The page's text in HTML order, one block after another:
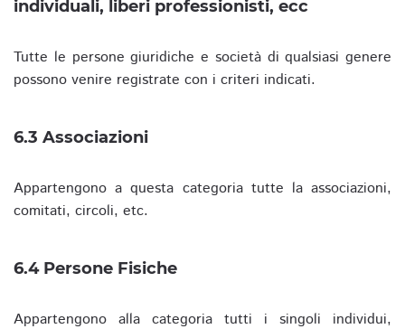
individuali, liberi professionisti, ecc
Tutte le persone giuridiche e società di qualsiasi genere
possono venire registrate con i criteri indicati.
6.3 Associazioni
Appartengono a questa categoria tutte la associazioni,
comitati, circoli, etc.
6.4 Persone Fisiche
Appartengono alla categoria tutti i singoli individui,